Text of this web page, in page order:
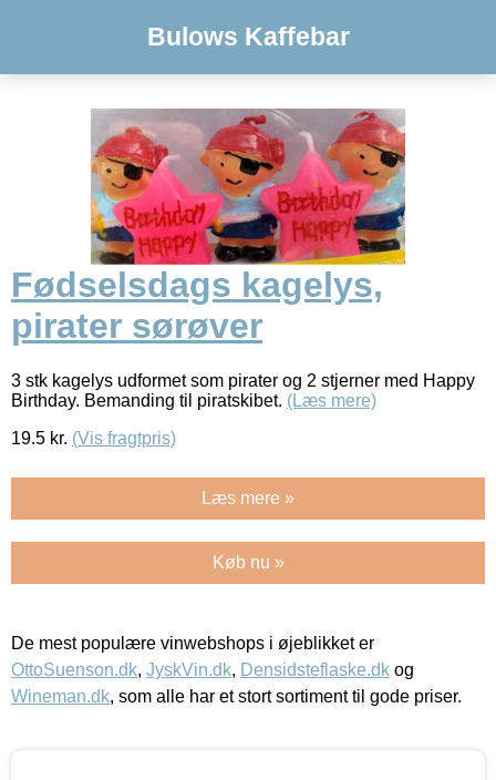
Bulows Kaffebar
Fødselsdags kagelys,
pirater sørøver
3 stk kagelys udformet som pirater og 2 stjerner med Happy
Birthday. Bemanding til piratskibet. (Læs mere)
19.5 kr. (Vis fragtpris)
Læs mere »
Køb nu »
De mest populære vinwebshops i øjeblikket er
OttoSuenson.dk, JyskVin.dk, Densidsteflaske.dk og
Wineman.dk, som alle har et stort sortiment til gode priser.